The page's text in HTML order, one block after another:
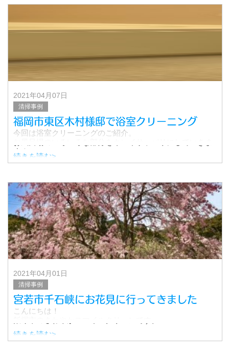
浴室は、湿気が溜まりやすく、カビが繁殖し
2021年04月07日
清掃事例
福岡市東区木村様邸で浴室クリーニング
今回は浴室クリーニングのご紹介。
す！
▼Before
続きを読む>
2021年04月01日
清掃事例
宮若市千石峡にお花見に行ってきました
こんにちは！
いつもは清掃の様子をご紹介していますが、今回は清掃事
続きを読む>